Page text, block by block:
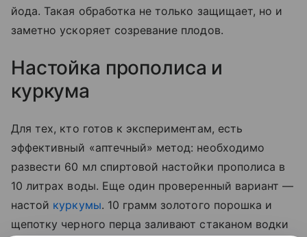
йода. Такая обработка не только защищает, но и
заметно ускоряет созревание плодов.
Настойка прополиса и
куркума
Для тех, кто готов к экспериментам, есть
эффективный «аптечный» метод: необходимо
развести 60 мл спиртовой настойки прополиса в
10 литрах воды. Еще один проверенный вариант —
настой куркумы. 10 грамм золотого порошка и
щепотку черного перца заливают стаканом водки